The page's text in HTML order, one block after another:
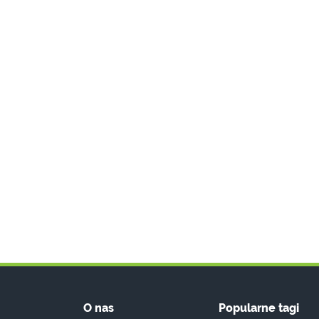
O nas Popularne tagi